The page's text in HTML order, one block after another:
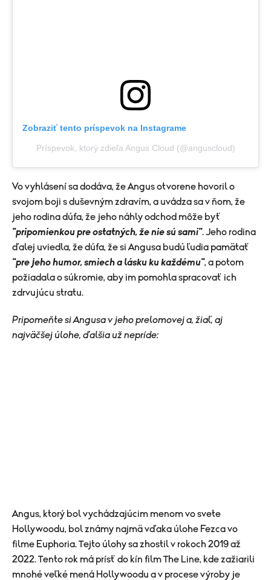
Zobraziť tento príspevok na Instagrame
Príspevok, ktorý zdieľa Angus Cloud (@anguscloud)
Vo vyhlásení sa dodáva, že Angus otvorene hovoril o
svojom boji s duševným zdravím, a uvádza sa v ňom, že
jeho rodina dúfa, že jeho náhly odchod môže byť
"pripomienkou pre ostatných, že nie sú sami". Jeho rodina
ďalej uviedla, že dúfa, že si Angusa budú ľudia pamätať
"pre jeho humor, smiech a lásku ku každému", a potom
požiadala o súkromie, aby im pomohla spracovať ich
zdrvujúcu stratu.
Pripomeňte si Angusa v jeho prelomovej a, žiaľ, aj
najväčšej úlohe, ďalšia už nepríde:
Angus, ktorý bol vychádzajúcim menom vo svete
Hollywoodu, bol známy najmä vďaka úlohe Fezca vo
filme Euphoria. Tejto úlohy sa zhostil v rokoch 2019 až
2022. Tento rok má prísť do kín film The Line, kde zažiarili
mnohé veľké mená Hollywoodu a v procese výroby je